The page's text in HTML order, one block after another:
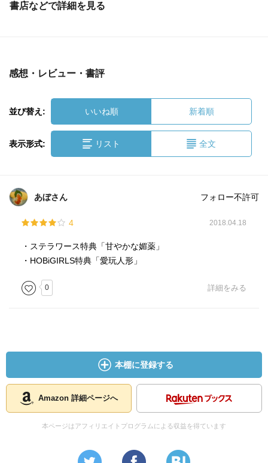
書店などで詳細を見る
感想・レビュー・書評
並び替え: いいね順 新着順
表示形式: リスト 全文
あぼさん フォロー不許可
4 2018.04.18
・ステラワース特典「甘やかな媚薬」
・HOBiGIRLS特典「愛玩人形」
0 詳細をみる
本棚に登録する
Amazon 詳細ページへ
本ページはアフィリエイトプログラムによる収益を得ています